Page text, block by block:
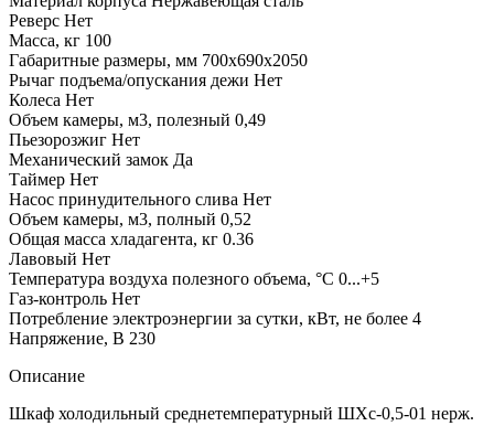
Реверс Нет
Масса, кг 100
Габаритные размеры, мм 700х690х2050
Рычаг подъема/опускания дежи Нет
Колеса Нет
Объем камеры, м3, полезный 0,49
Пьезорозжиг Нет
Механический замок Да
Таймер Нет
Насос принудительного слива Нет
Объем камеры, м3, полный 0,52
Общая масса хладагента, кг 0.36
Лавовый Нет
Температура воздуха полезного объема, °C 0...+5
Газ-контроль Нет
Потребление электроэнергии за сутки, кВт, не более 4
Напряжение, В 230
Описание
Шкаф холодильный среднетемпературный ШХс-0,5-01 нерж.